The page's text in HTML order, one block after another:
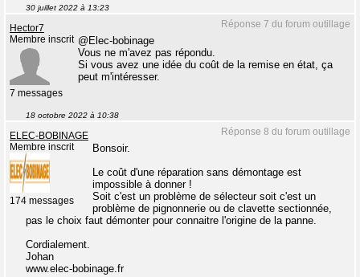
30 juillet 2022 à 13:23
Réponse 7 du forum outillage
Hector7
Membre inscrit
7 messages
@Elec-bobinage
Vous ne m'avez pas répondu.
Si vous avez une idée du coût de la remise en état, ça
peut m'intéresser.
18 octobre 2022 à 10:38
Réponse 8 du forum outillage
ELEC-BOBINAGE
Membre inscrit
174 messages
Bonsoir.
Le coût d'une réparation sans démontage est
impossible à donner !
Soit c'est un problème de sélecteur soit c'est un
problème de pignonnerie ou de clavette sectionnée,
pas le choix faut démonter pour connaitre l'origine de la panne.
Cordialement.
Johan
www.elec-bobinage.fr